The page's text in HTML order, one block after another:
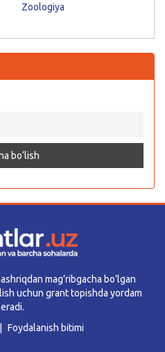
Zoologiya
mag’ribgacha bo’lgan
uchun grant topishda yordam
Foydalanish bitimi